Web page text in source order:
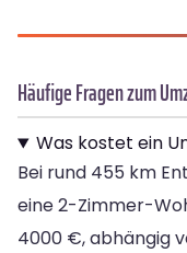
Häufige Fragen zum
Was kostet ein
Bei rund 455 km
eine 2-Zimmer-
4000 €, abhängig